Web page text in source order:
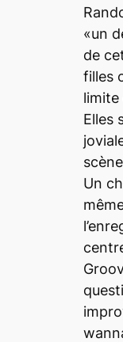
«un
de
filles
limite
Elles
Un